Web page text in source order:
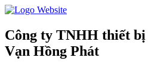
Công ty TNHH thiết bị
Vạn Hồng Phát